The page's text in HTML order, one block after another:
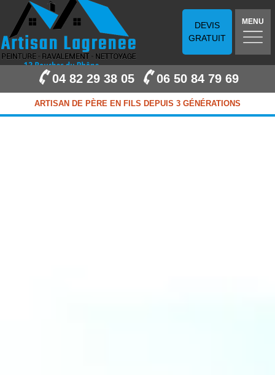
DEVIS
GRATUIT
MENU
04 82 29 38 05 06 50 84 79 69
ARTISAN DE PÈRE EN FILS DEPUIS 3 GÉNÉRATIONS